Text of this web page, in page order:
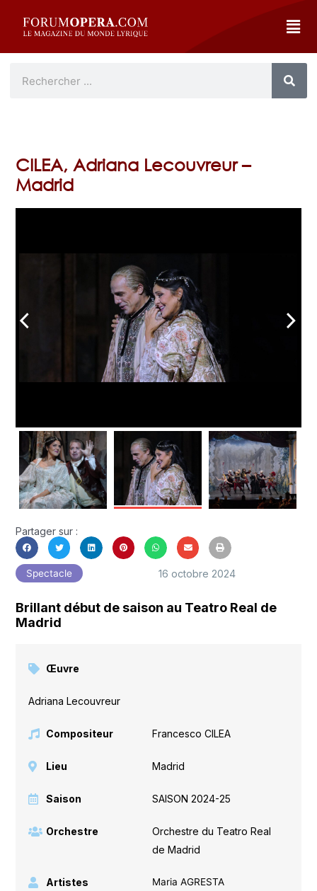
CILEA, Adriana Lecouvreur –
Madrid
arrow_back_ios arrow_forward_ios
Partager sur :
Spectacle 16 octobre 2024
Brillant début de saison au Teatro Real de
Madrid
Œuvre
Adriana Lecouvreur
Compositeur Francesco CILEA
Lieu Madrid
Saison SAISON 2024-25
Orchestre
Orchestre du Teatro Real
de Madrid
Artistes
Maria AGRESTA